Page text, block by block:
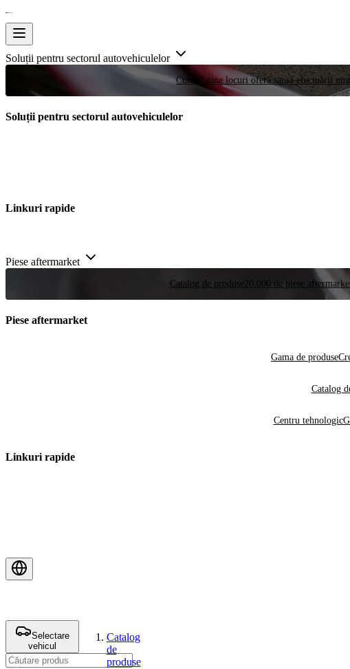
Soluții pentru sectorul autovehiculelor
Curse Puține locuri oferă șansa efectuării
Soluții pentru sectorul autovehiculelor
Linkuri rapide
Piese aftermarket
Catalog de produse 20.000 de piese
Piese aftermarket
Gama de produse
Catalog
Centru tehnologic
Linkuri rapide
Selectare
vehicul
Catalog
de
produse